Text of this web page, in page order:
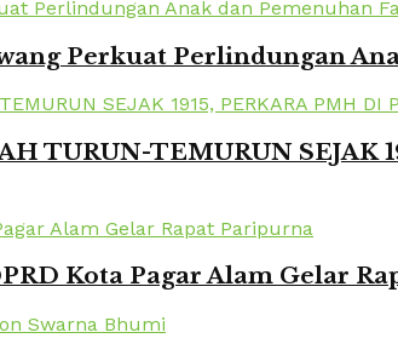
Perkuat Perlindungan
TURUN-TEMURUN SEJAK
Kota Pagar Alam Gelar